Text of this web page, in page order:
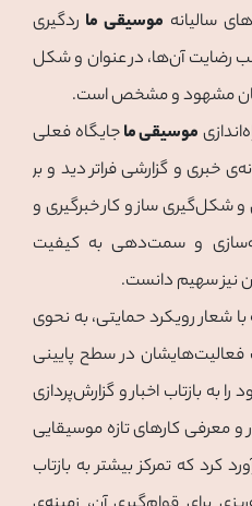
سالیانه موسیقی ما ردگیری
رضایت آن‌ها، در عنوان و شکل
مشهود و مشخص است.
موسیقی ماجایگاه فعلی
خبری و گزارشی فراتر دید و بر
شکل‌گیری ساز و کار خبرگیری و
و سمت‌دهی به کیفیت
نیز سهیم دانست.
شعار رویکرد حمایتی، به نحوی
فعالیت‌هایشان در سطح پایینی
به بازتاب اخبار و گزارش‌پردازی
و معرفی کارهای تازه موسیقایی
کرد که تمرکز بیشتر به بازتاب